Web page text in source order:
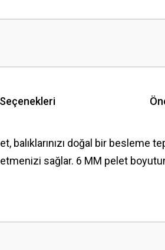
balıklarınızı doğal bir besleme
sağlar. 6 MM pelet